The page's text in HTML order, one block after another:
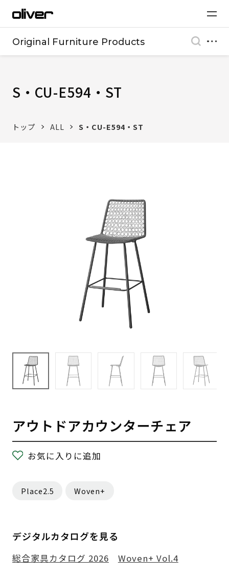
Original Furniture Products
S・CU-E594・ST
トップ ALL S・CU-E594・ST
アウトドアカウンターチェア
お気に入りに追加
Place2.5 Woven+
デジタルカタログを見る
総合家具カタログ 2026 Woven+ Vol.4